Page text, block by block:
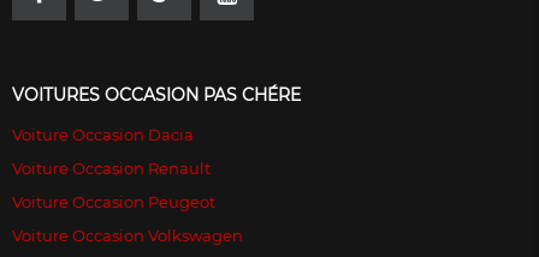
VOITURES OCCASION PAS CHÉRE
Voiture Occasion Dacia
Voiture Occasion Renault
Voiture Occasion Peugeot
Voiture Occasion Volkswagen